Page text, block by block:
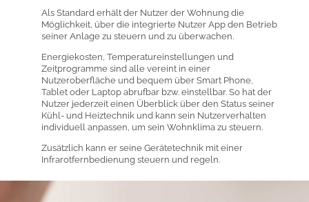
Als Standard erhält der Nutzer der Wohnung die
Möglichkeit, über die integrierte Nutzer App den Betrieb
seiner Anlage zu steuern und zu überwachen.
Energiekosten, Temperatureinstellungen und
Zeitprogramme sind alle vereint in einer
Nutzeroberfläche und bequem über Smart Phone,
Tablet oder Laptop abrufbar bzw. einstellbar. So hat der
Nutzer jederzeit einen Überblick über den Status seiner
Kühl- und Heiztechnik und kann sein Nutzerverhalten
individuell anpassen, um sein Wohnklima zu steuern.
Zusätzlich kann er seine Gerätetechnik mit einer
Infrarotfernbedienung steuern und regeln.